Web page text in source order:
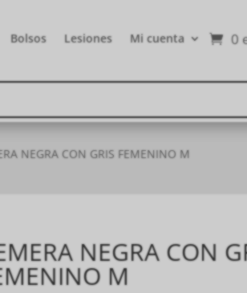
Bolsos Lesiones Mi cuenta 0
NEGRA CON GRIS FEMENINO M
NEGRA CON
M